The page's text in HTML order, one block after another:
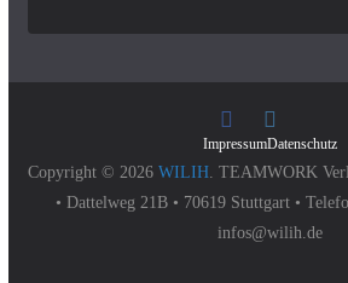
ImpressumDatenschutz
Copyright © 2026 WILIH. TEAMWORK
• Dattelweg 21B • 70619 Stuttgart •
infos@wilih.de